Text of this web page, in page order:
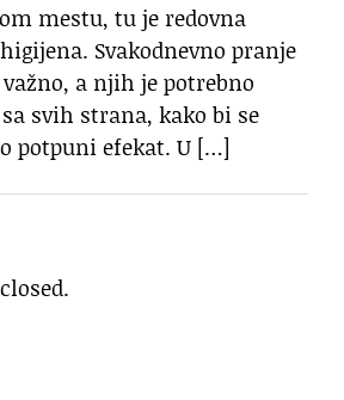
mestu, tu je redovna
Svakodnevno pranje
a njih je potrebno
svih strana, kako bi se
potpuni efekat. U […]